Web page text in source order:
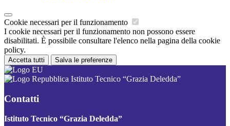
Cookie necessari per il funzionamento
I cookie necessari per il funzionamento non possono essere
disabilitati. È possibile consultare l'elenco nella pagina della cookie
policy.
Accetta tutti Salva le preferenze
Istituto Tecnico “Grazia Deledda”
Contatti
Istituto Tecnico “Grazia Deledda”